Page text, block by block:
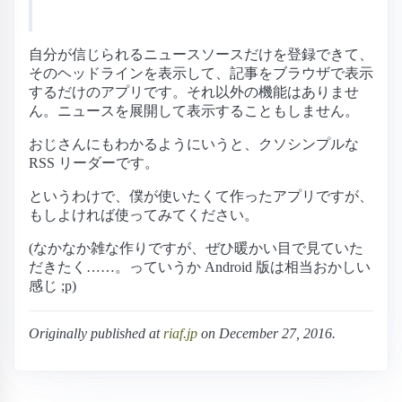
自分が信じられるニュースソースだけを登録できて、
そのヘッドラインを表示して、記事をブラウザで表示
するだけのアプリです。それ以外の機能はありませ
ん。ニュースを展開して表示することもしません。
おじさんにもわかるようにいうと、クソシンプルな
RSS リーダーです。
というわけで、僕が使いたくて作ったアプリですが、
もしよければ使ってみてください。
(なかなか雑な作りですが、ぜひ暖かい目で見ていた
だきたく……。っていうか Android 版は相当おかしい
感じ ;p)
Originally published at riaf.jp on December 27, 2016.